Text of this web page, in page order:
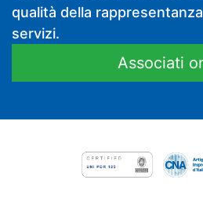
qualità della
servizi.
Associati